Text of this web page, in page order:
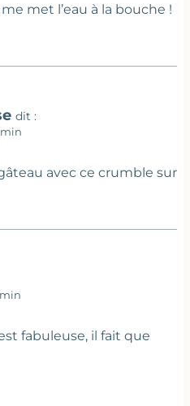
met l’eau à la bouche !
dit :
min
avec ce crumble sur
min
fabuleuse, il fait que